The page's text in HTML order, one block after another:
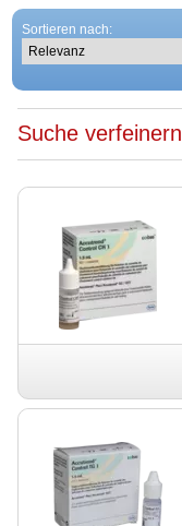
Sortieren nach:
Suche verfeinern